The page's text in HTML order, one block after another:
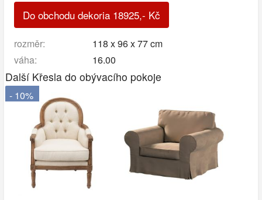
Do obchodu dekoria 18925,- Kč
rozměr:
118 x 96 x 77 cm
váha:
16.00
Další Křesla do obývacího pokoje
- 10%